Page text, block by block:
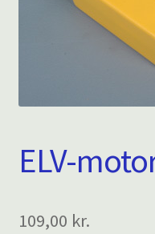
ELV-
109,00 kr.